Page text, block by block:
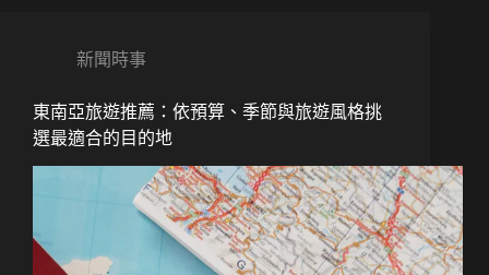
新聞時事
東南亞旅遊推薦：依預算、季節與旅遊風格挑
選最適合的目的地